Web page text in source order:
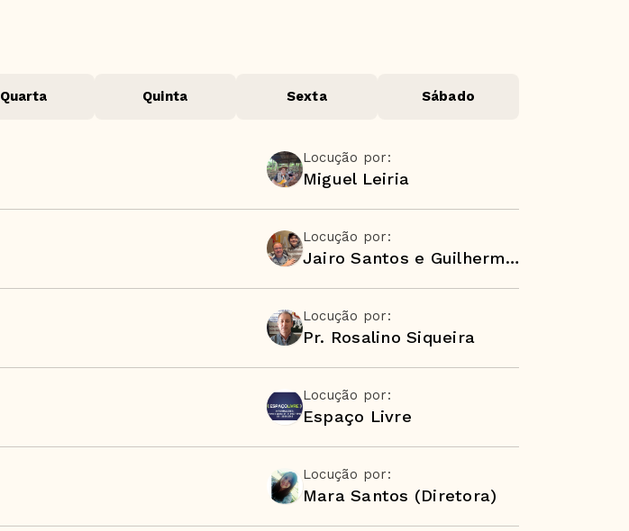
Quarta Quinta Sexta Sábado
Locução por:
Miguel Leiria
Locução por:
Jairo Santos e Guilherme Ponti
Locução por:
Pr. Rosalino Siqueira
Locução por:
Espaço Livre
Locução por:
Mara Santos (Diretora)